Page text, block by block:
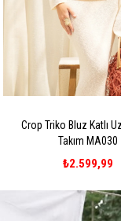
Crop Triko Bluz Katlı
Takım MA030
₺2.599,99